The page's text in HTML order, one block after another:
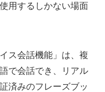
用するしかない場面
ス会話機能」は、複
で会話でき、リアル
済みのフレーズブッ